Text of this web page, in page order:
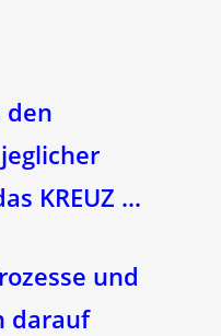
den
jeglicher
KREUZ …
und
darauf